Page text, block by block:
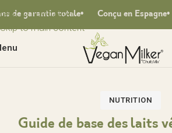
Skip to navigation
Skip to main content
garantie totale Conçu en Espagne
NUTRITION
Guide de base des laits